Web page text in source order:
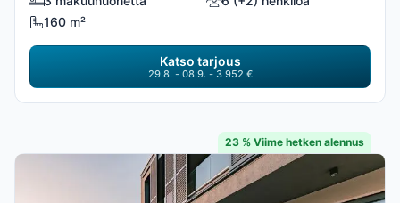
160 m²
Katso tarjous
29.8. - 08.9. - 3 952 €
23 % Viime hetken alennus